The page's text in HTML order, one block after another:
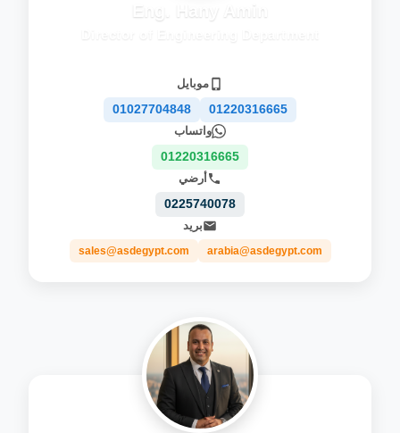
Eng. Hany Amin
موبايل
01220316665
01027704848
واتساب
01220316665
أرضي
0225740078
بريد
arabia@asdegypt.com
sales@asdegypt.com